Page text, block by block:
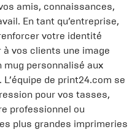
amis, connaissances,
En tant qu’entreprise,
votre identité
vos clients une image
mug personnalisé aux
de print24.com se
pour vos tasses,
professionnel ou
plus grandes imprimeries